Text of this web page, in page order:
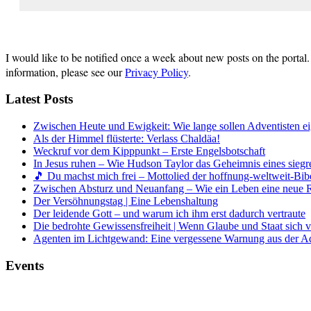
I would like to be notified once a week about new posts on the
information, please see ourPrivacy Policy.
Latest Posts
Zwischen Heute und Ewigkeit: Wie lange sollen Adventisten
Als der Himmel flüsterte: Verlass Chaldäa!
Weckruf vor dem Kipppunkt – Erste Engelsbotschaft
In Jesus ruhen – Wie Hudson Taylor das Geheimnis eines
🎵 Du machst mich frei – Mottolied der hoffnung-weltweit-
Zwischen Absturz und Neuanfang – Wie ein Leben eine neue
Der Versöhnungstag | Eine Lebenshaltung
Der leidende Gott – und warum ich ihm erst dadurch vertraute
Die bedrohte Gewissensfreiheit | Wenn Glaube und Staat sich
Agenten im Lichtgewand: Eine vergessene Warnung aus der
Events